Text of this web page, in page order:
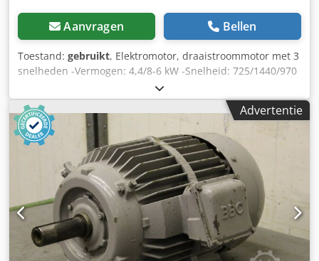
Aanvragen Bellen
Toestand: gebruikt, Elektromotor, draaistroommotor met 3
snelheden -Vermogen: 4,4/8-6 kW -Snelheid: 725/1440/970
tpm -stokwisseling -Aas: Ø 42 mm -Bouw: B3 Dsdjctyqfspfx
Ab Dskr -Beschermingsklasse: IP 44 -Prijs: per stuk -Aantal:
2x beschikbaar -Maten: 650/440/H320 mm -gewicht: 140 kg
Advertentie